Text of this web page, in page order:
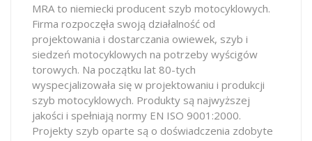
MRA to niemiecki producent szyb motocyklowych.
Firma rozpoczęła swoją działalność od
projektowania i dostarczania owiewek, szyb i
siedzeń motocyklowych na potrzeby wyścigów
torowych. Na początku lat 80-tych
wyspecjalizowała się w projektowaniu i produkcji
szyb motocyklowych. Produkty są najwyższej
jakości i spełniają normy EN ISO 9001:2000.
Projekty szyb oparte są o doświadczenia zdobyte